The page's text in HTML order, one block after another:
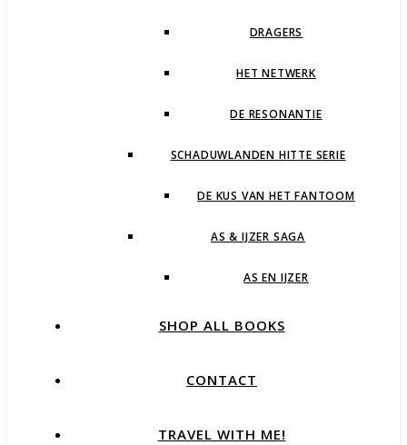
DRAGERS
HET NETWERK
DE RESONANTIE
SCHADUWLANDEN HITTE SERIE
DE KUS VAN HET FANTOOM
AS & IJZER SAGA
AS EN IJZER
SHOP ALL BOOKS
CONTACT
TRAVEL WITH ME!